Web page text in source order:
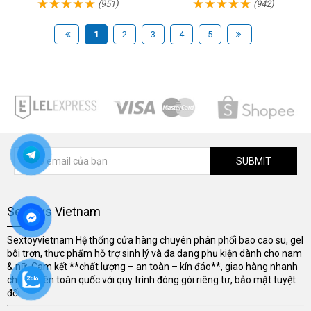
(951) (942)
1 2 3 4 5
SUBMIT
Sextoys Vietnam
Sextoyvietnam Hệ thống cửa hàng chuyên phân phối bao cao su, gel
bôi trơn, thực phẩm hỗ trợ sinh lý và đa dạng phụ kiện dành cho nam
& nữ. Cam kết **chất lượng – an toàn – kín đáo**, giao hàng nhanh
chóng trên toàn quốc với quy trình đóng gói riêng tư, bảo mật tuyệt
đối.